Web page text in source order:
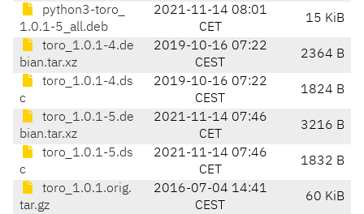
python3-toro_
1.0.1-5_all.deb
2021-11-14 08:01
CET
15 KiB
toro_1.0.1-4.de
bian.tar.xz
2019-10-16 07:22
CEST
2364 B
toro_1.0.1-4.ds
c
2019-10-16 07:22
CEST
1824 B
toro_1.0.1-5.de
bian.tar.xz
2021-11-14 07:46
CET
3216 B
toro_1.0.1-5.ds
c
2021-11-14 07:46
CET
1832 B
toro_1.0.1.orig.
tar.gz
2016-07-04 14:41
CEST
60 KiB